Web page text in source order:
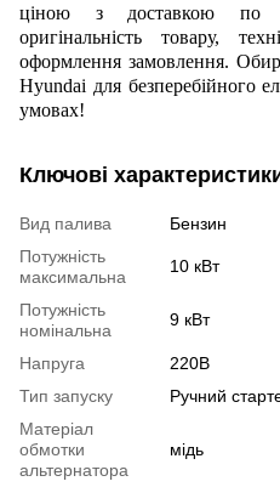
ціною з доставкою по
оригінальність товару,
оформлення замовлення.
Hyundai для безперебійного
умовах!
Ключові
Вид палива
Бензин
Потужність
максимальна
10 кВт
Потужність
номінальна
9 кВт
Напруга
220В
Тип запуску
Ручний
Матеріал
обмотки
альтернатора
мідь